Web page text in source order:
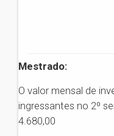
Mestrado:
O valor mensal de
ingressantes no 2º
4.680,00